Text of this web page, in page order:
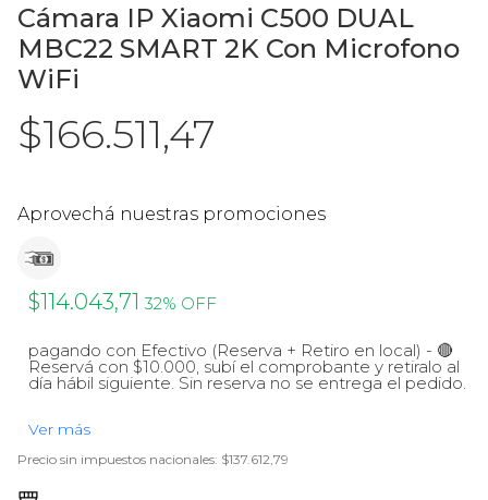
Ver todos
Tablets
Televisores y proyectores
Cámara IP Xiaomi C500 DUAL
MBC22 SMART 2K Con Microfono
WiFi
$166.511,47
Aprovechá nuestras promociones
$114.043,71 32% OFF
pagando con Efectivo (Reserva + Retiro en local) - 🔴
Reservá con $10.000, subí el comprobante y retiralo al
día hábil siguiente. Sin reserva no se entrega el pedido.
Ver más
Precio sin impuestos nacionales: $137.612,79